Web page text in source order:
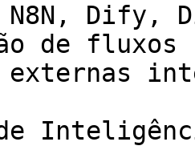
Dify,
de fluxos
externas
de